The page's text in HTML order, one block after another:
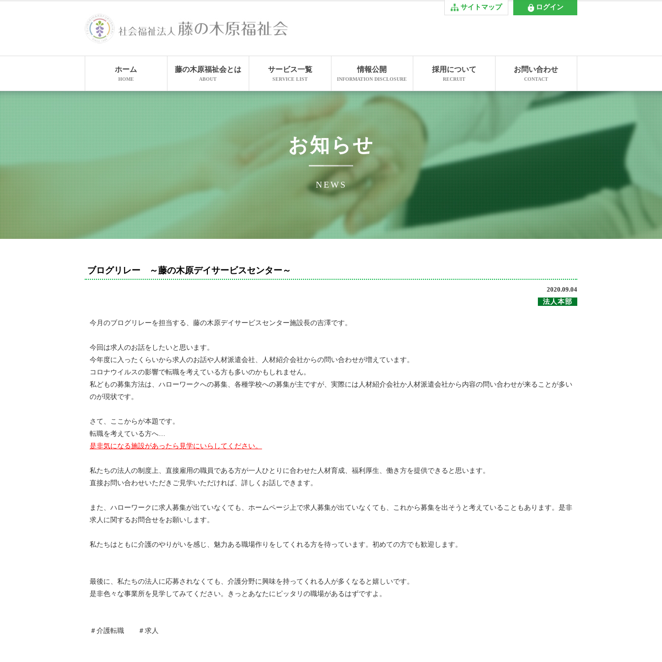
サイトマップ ログイン
ホーム
HOME
藤の木原福祉会とは
ABOUT
サービス一覧
SERVICE LIST
情報公開
INFORMATION DISCLOSURE
採用について
RECRUIT
お問い合わせ
CONTACT
お知らせ
NEWS
ブログリレー ～藤の木原デイサービスセンター～
2020.09.04
法人本部
今月のブログリレーを担当する、藤の木原デイサービスセンター施設長の吉澤です。
今回は求人のお話をしたいと思います。
今年度に入ったくらいから求人のお話や人材派遣会社、人材紹介会社からの問い合わせが増えています。
コロナウイルスの影響で転職を考えている方も多いのかもしれません。
私どもの募集方法は、ハローワークへの募集、各種学校への募集が主ですが、実際には人材紹介会社か人材派遣会社から内容の問い合わせが来ることが多い
のが現状です。
さて、ここからが本題です。
転職を考えている方へ…
是非気になる施設があったら見学にいらしてください。
私たちの法人の制度上、直接雇用の職員である方が一人ひとりに合わせた人材育成、福利厚生、働き方を提供できると思います。
直接お問い合わせいただきご見学いただければ、詳しくお話しできます。
また、ハローワークに求人募集が出ていなくても、ホームページ上で求人募集が出ていなくても、これから募集を出そうと考えていることもあります。是非
求人に関するお問合せをお願いします。
私たちはともに介護のやりがいを感じ、魅力ある職場作りをしてくれる方を待っています。初めての方でも歓迎します。
最後に、私たちの法人に応募されなくても、介護分野に興味を持ってくれる人が多くなると嬉しいです。
是非色々な事業所を見学してみてください。きっとあなたにピッタリの職場があるはずですよ。
＃介護転職 ＃求人